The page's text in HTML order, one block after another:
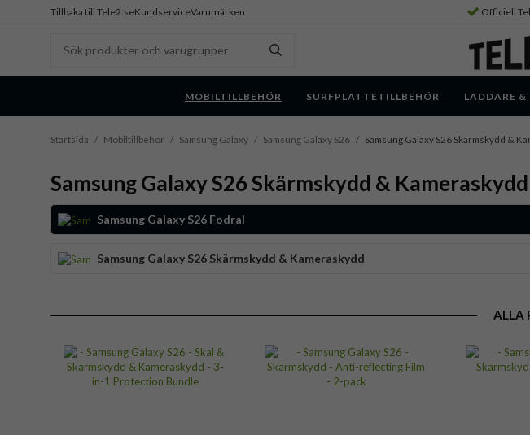
Tillbaka till Tele2.seKundserviceVarumärken Officiell
MOBILTILLBEHÖR SURFPLATTETILLBEHÖR LADDARE &
Startsida / Mobiltillbehör / Samsung Galaxy / Samsung Galaxy S26 / Samsung Galaxy S26 Skärmskydd &
Samsung Galaxy S26 Skärmskydd & Kameraskydd
Samsung Galaxy S26 Fodral
Samsung Galaxy S26 Skärmskydd & Kameraskydd
ALLA